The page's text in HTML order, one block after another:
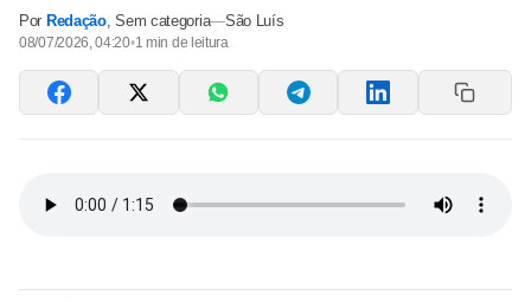
Por Redação,Sem categoria—São Luís
08/07/2026, 04:20•1 min de leitura